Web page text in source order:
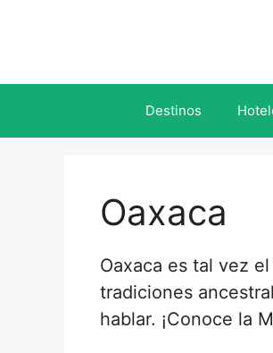
Destinos
Oaxaca
Oaxaca es tal vez
tradiciones
hablar. ¡Conoce la